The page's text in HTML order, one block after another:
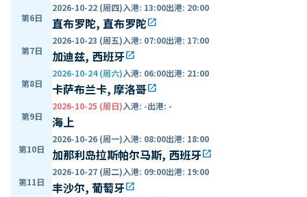
第6日
2026-10-22 (周四)入港: 13:00出港: 20:00
直布罗陀, 直布罗陀open_in_new
第7日
2026-10-23 (周五)入港: 07:00出港: 17:00
加迪兹, 西班牙open_in_new
第8日
2026-10-24 (周六)入港: 06:00出港: 21:00
卡萨布兰卡, 摩洛哥open_in_new
第9日
2026-10-25 (周日)入港: -出港: -
海上
第10日
2026-10-26 (周一)入港: 08:00出港: 18:00
加那利岛拉斯帕尔马斯, 西班牙open_in_new
第11日
2026-10-27 (周二)入港: 09:00出港: 19:00
丰沙尔, 葡萄牙open_in_new